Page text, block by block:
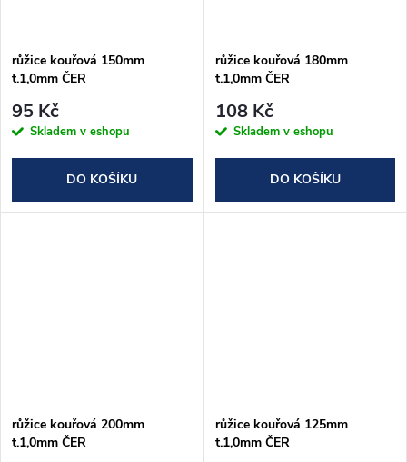
růžice kouřová 150mm
t.1,0mm ČER
95 Kč
Skladem v eshopu
DO KOŠÍKU
růžice kouřová 180mm
t.1,0mm ČER
108 Kč
Skladem v eshopu
DO KOŠÍKU
růžice kouřová 200mm
t.1,0mm ČER
růžice kouřová 125mm
t.1,0mm ČER